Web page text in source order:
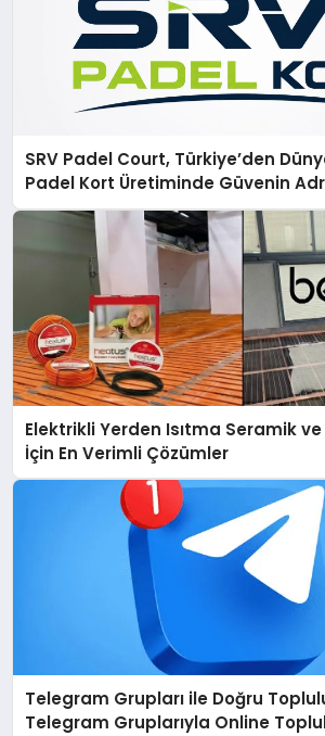
SRV Padel Court, Türkiye’den
Padel Kort Üretiminde Güvenin
Elektrikli Yerden Isıtma Seramik
İçin En Verimli Çözümler
Telegram Grupları ile Doğru
Telegram Gruplarıyla Online